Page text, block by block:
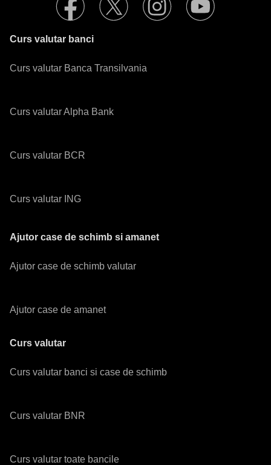
Curs valutar banci
Curs valutar Banca Transilvania
Curs valutar Alpha Bank
Curs valutar BCR
Curs valutar ING
Ajutor case de schimb si amanet
Ajutor case de schimb valutar
Ajutor case de amanet
Curs valutar
Curs valutar banci si case de schimb
Curs valutar BNR
Curs valutar toate bancile